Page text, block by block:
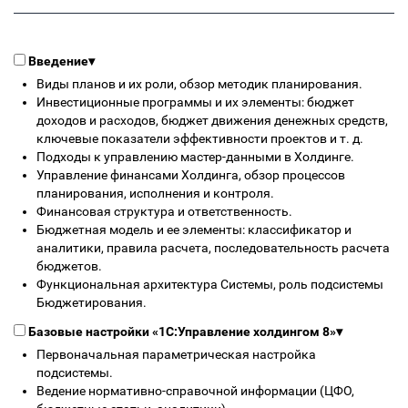
Введение▾
Виды планов и их роли, обзор методик планирования.
Инвестиционные программы и их элементы: бюджет
доходов и расходов, бюджет движения денежных средств,
ключевые показатели эффективности проектов и т. д.
Подходы к управлению мастер-данными в Холдинге.
Управление финансами Холдинга, обзор процессов
планирования, исполнения и контроля.
Финансовая структура и ответственность.
Бюджетная модель и ее элементы: классификатор и
аналитики, правила расчета, последовательность расчета
бюджетов.
Функциональная архитектура Системы, роль подсистемы
Бюджетирования.
Базовые настройки «1С:Управление холдингом 8»▾
Первоначальная параметрическая настройка
подсистемы.
Ведение нормативно-справочной информации (ЦФО,